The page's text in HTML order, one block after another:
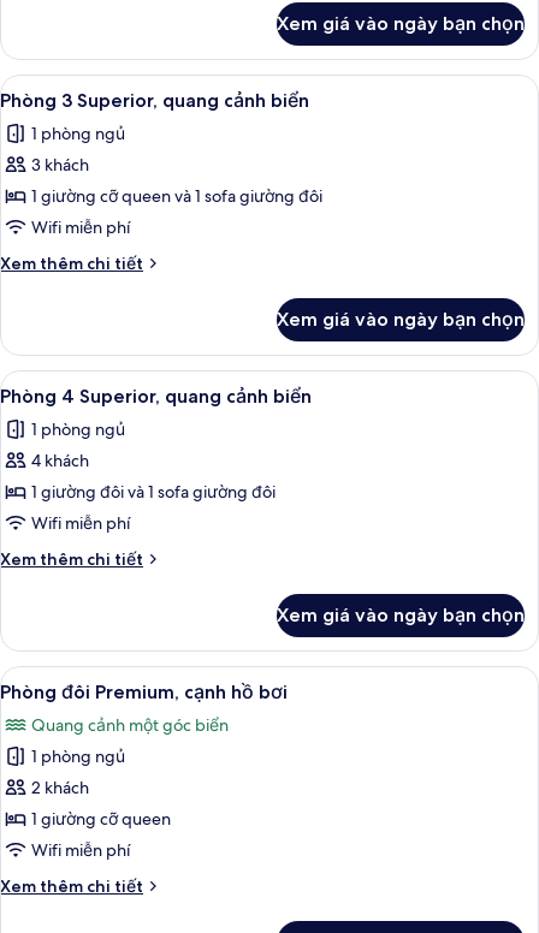
biển
(2
adultos
+
niño)
Phòng
Superior,
quang
cảnh
biển
adultos
+
niño)
Xem giá vào ngày bạn chọn
Xem
tất
cả
ảnh
Phòng
3
Superior,
quang
biển
Két bảo mật tại phòng, bàn, nôi
5
Phòng 3 Superior, quang cảnh biển
1 phòng ngủ
3 khách
1 giường cỡ queen và 1 sofa giường đôi
Wifi miễn phí
Xem thêm chi tiết
Chi
Phòng
Superior,
quang
cảnh
biển
Xem giá vào ngày bạn chọn
Xem
tất
cả
ảnh
Phòng
4
Superior,
quang
biển
Két bảo mật tại phòng, bàn, nôi
4
Phòng 4 Superior, quang cảnh biển
1 phòng ngủ
4 khách
1 giường đôi và 1 sofa giường đôi
Wifi miễn phí
Xem thêm chi tiết
Chi
Phòng
4
Superior,
quang
cảnh
biển
Xem giá vào ngày bạn chọn
Xem
tất
cả
ảnh
Phòng
đôi
Premium,
hồ
5
Phòng đôi Premium, cạnh hồ bơi
Quang cảnh một góc biển
1 phòng ngủ
2 khách
1 giường cỡ queen
Wifi miễn phí
Xem thêm chi tiết
Chi